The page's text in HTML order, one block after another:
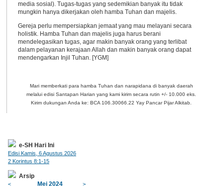
media sosial). Tugas-tugas yang sedemikian banyak itu tidak
mungkin hanya dikerjakan oleh hamba Tuhan dan majelis.
Gereja perlu mempersiapkan jemaat yang mau melayani secara
holistik. Hamba Tuhan dan majelis juga harus berani
mendelegasikan tugas, agar makin banyak orang yang terlibat
dalam pelayanan kerajaan Allah dan makin banyak orang dapat
mendengarkan Injil Tuhan. [YGM]
Mari memberkati para hamba Tuhan dan narapidana di banyak daerah
melalui edisi Santapan Harian yang kami kirim secara rutin +/- 10.000 eks.
Kirim dukungan Anda ke: BCA 106.30066.22 Yay Pancar Pijar Alkitab.
e-SH Hari Ini
Edisi Kamis, 6 Agustus 2026
2 Korintus 8:1-15
Arsip
< Mei 2024
>